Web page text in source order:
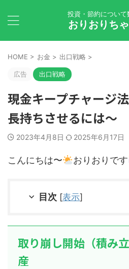
投資・節約について
おりおりち
HOME > お金 > 出口戦略 >
広告 出口戦略
現金キープチャージ
長持ちさせるには～
2023年4月8日 2025年6月17日
こんにちは〜 おりおりです
目次 [表示]
取り崩し開始（積み
産